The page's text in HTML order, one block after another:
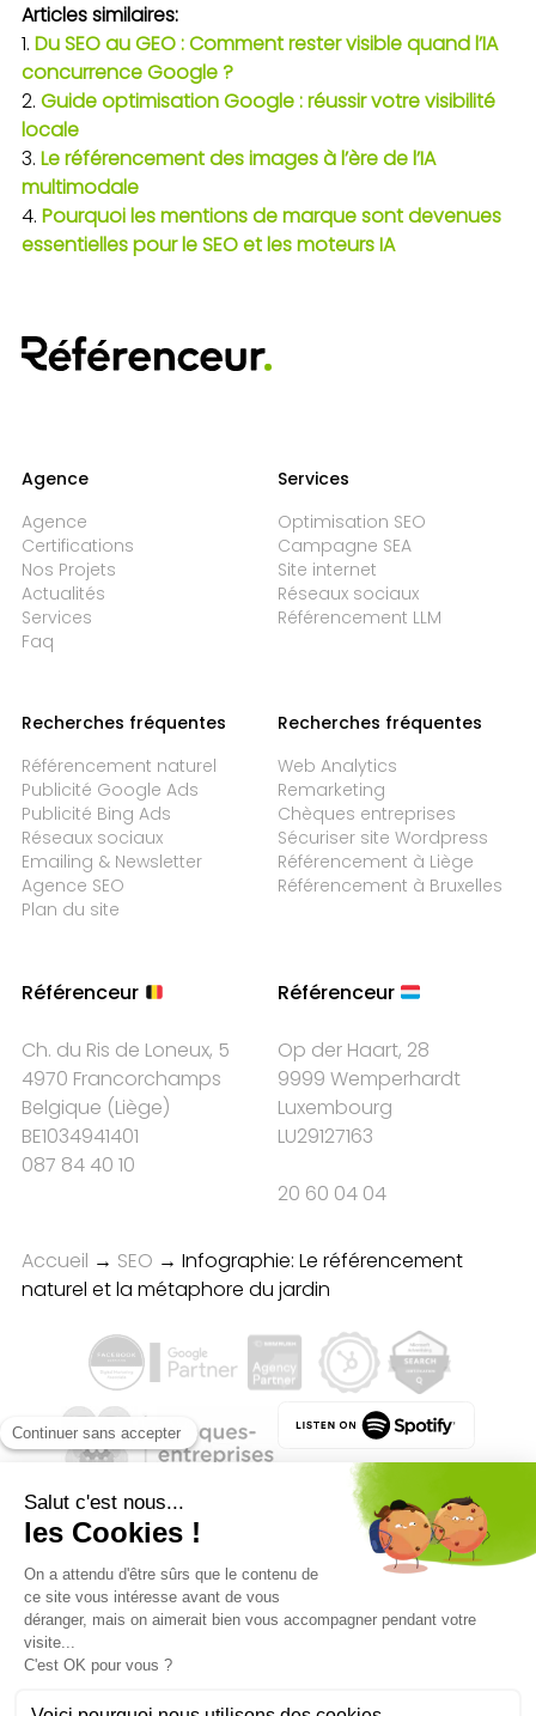
Articles similaires:
Du SEO au GEO : Comment rester visible quand l’IA
concurrence Google ?
Guide optimisation Google : réussir votre visibilité
locale
Le référencement des images à l’ère de l’IA
multimodale
Pourquoi les mentions de marque sont devenues
essentielles pour le SEO et les moteurs IA
Agence
Agence
Certifications
Nos Projets
Actualités
Services
Faq
Services
Optimisation SEO
Campagne SEA
Site internet
Réseaux sociaux
Référencement LLM
Recherches fréquentes
Référencement naturel
Publicité Google Ads
Publicité Bing Ads
Réseaux sociaux
Emailing & Newsletter
Agence SEO
Plan du site
Recherches fréquentes
Web Analytics
Remarketing
Chèques entreprises
Sécuriser site Wordpress
Référencement à Liège
Référencement à Bruxelles
Référenceur
Ch. du Ris de Loneux, 5
4970 Francorchamps
Belgique (Liège)
BE1034941401
087 84 40 10
Référenceur
Op der Haart, 28
9999 Wemperhardt
Luxembourg
LU29127163
20 60 04 04
Accueil → SEO → Infographie: Le référencement
naturel et la métaphore du jardin
Qualité des campagnes en
marketing digital :
4.7/5 étoiles sur107 clients
Référenceur France
Référenceur Belgique
Référenceur Luxembourg
Référenceur Suisse